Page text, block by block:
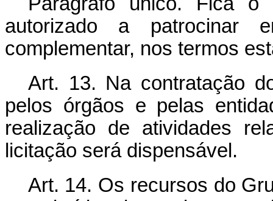
autorizado a patrocinar
complementar, nos termos
Art. 13. Na contratação
pelos órgãos e pelas
realização de atividades
licitação será dispensável.
Art. 14. Os recursos do